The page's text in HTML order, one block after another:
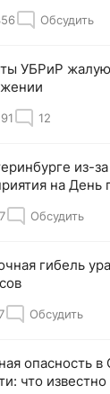
Обсудить
УБРиР
12
из-
на День
Обсудить
гибель
Обсудить
опасность
что известно